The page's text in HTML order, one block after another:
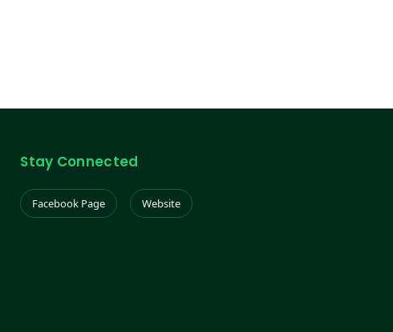
Stay Connected
Facebook Page Website